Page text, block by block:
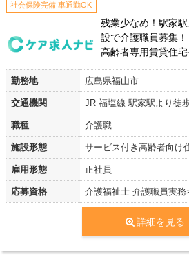
社会保険完備 車通勤OK
残業少なめ！駅家
設で介護職員募集
高齢者専用賃貸住宅
勤務地 広島県福山市
交通機関 JR 福塩線 駅家駅より徒
職種 介護職
施設形態 サービス付き高齢者向け
雇用形態 正社員
応募資格 介護福祉士 介護職員実
詳細を見る